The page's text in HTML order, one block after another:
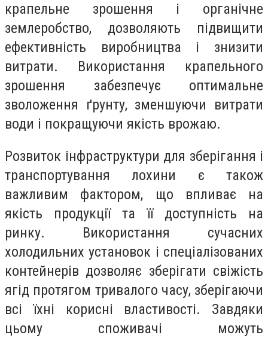
крапельне зрошення і органічне
землеробство, дозволяють підвищити
ефективність виробництва і знизити
витрати. Використання крапельного
зрошення забезпечує оптимальне
зволоження ґрунту, зменшуючи витрати
води і покращуючи якість врожаю.
Розвиток інфраструктури для зберігання і
транспортування лохини є також
важливим фактором, що впливає на
якість продукції та її доступність на
ринку. Використання сучасних
холодильних установок і спеціалізованих
контейнерів дозволяє зберігати свіжість
ягід протягом тривалого часу, зберігаючи
всі їхні корисні властивості. Завдяки
цьому споживачі можуть